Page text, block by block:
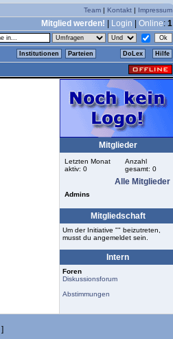
Team | Kontakt | Impressum
Mitglied werden! Login Online: 1
Institutionen Parteien DoLex Hilfe
Mitglieder
Letzten Monat
aktiv: 0
Anzahl
gesamt: 0
Alle Mitglieder
Admins
Mitgliedschaft
Um der Initiative "" beizutreten,
musst du angemeldet sein.
Intern
Foren
Diskussionsforum
Abstimmungen
]